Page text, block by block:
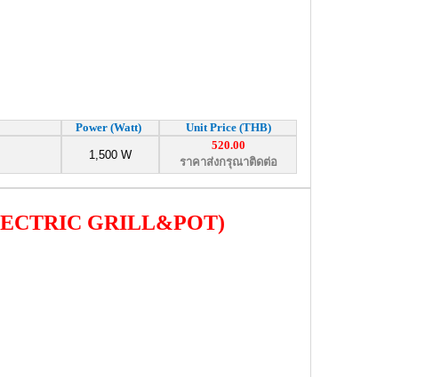
Power (Watt) Unit Price (THB)
1,500 W
520.00
ราคาส่งกรุณาติดต่อ
GRILL&POT)